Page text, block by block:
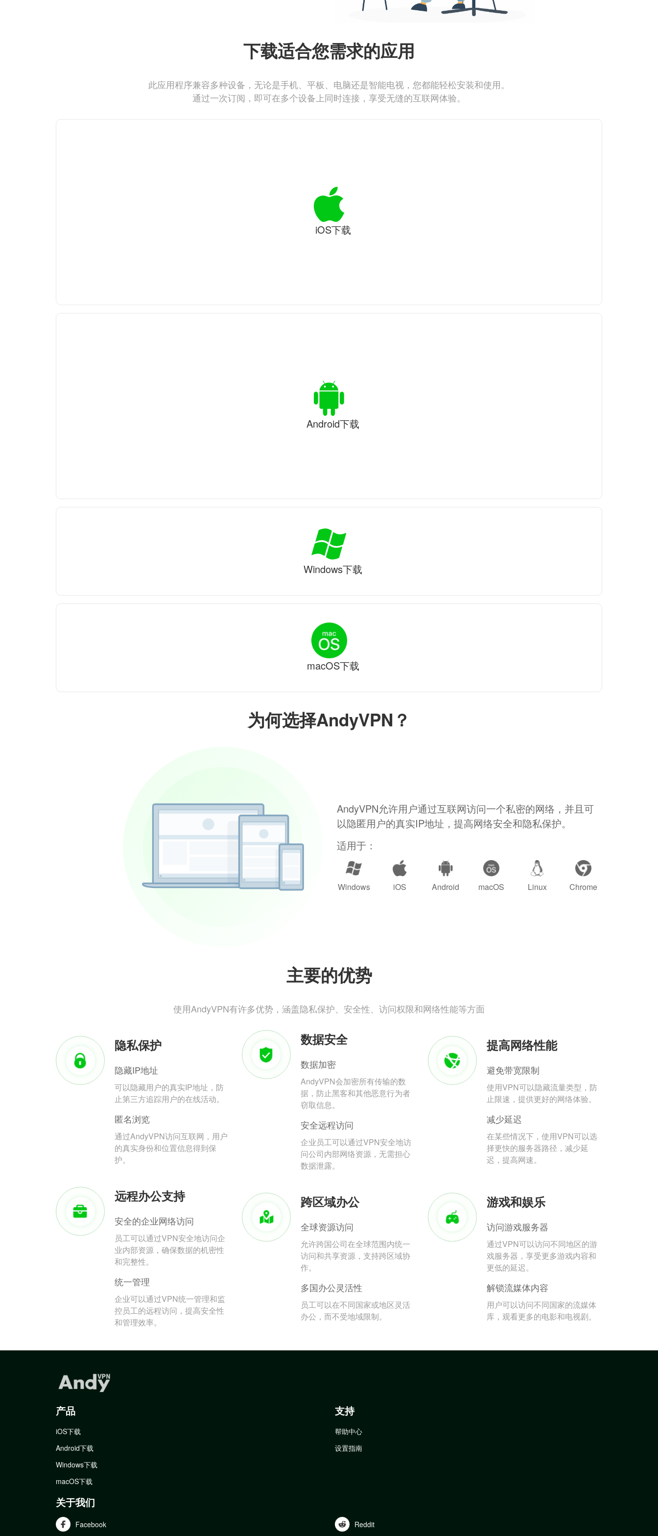
为何选择AndyVPN？
AndyVPN允许用户通过互联网访问一个私密的网络，并且可
以隐匿用户的真实IP地址，提高网络安全和隐私保护。
适用于：
Windows iOS Android macOS Linux Chrome
主要的优势
使用AndyVPN有许多优势，涵盖隐私保护、安全性、访问权限和网络性能等方面
隐私保护
隐藏IP地址
可以隐藏用户的真实IP地址，防
止第三方追踪用户的在线活动。
匿名浏览
通过AndyVPN访问互联网，用户
的真实身份和位置信息得到保
护。
数据安全
数据加密
AndyVPN会加密所有传输的数
据，防止黑客和其他恶意行为者
窃取信息。
安全远程访问
企业员工可以通过VPN安全地访
问公司内部网络资源，无需担心
数据泄露。
提高网络性能
避免带宽限制
使用VPN可以隐藏流量类型，防
止限速，提供更好的网络体验。
减少延迟
在某些情况下，使用VPN可以选
择更快的服务器路径，减少延
迟，提高网速。
远程办公支持
安全的企业网络访问
员工可以通过VPN安全地访问企
业内部资源，确保数据的机密性
和完整性。
统一管理
企业可以通过VPN统一管理和监
控员工的远程访问，提高安全性
和管理效率。
跨区域办公
全球资源访问
允许跨国公司在全球范围内统一
访问和共享资源，支持跨区域协
作。
多国办公灵活性
员工可以在不同国家或地区灵活
办公，而不受地域限制。
游戏和娱乐
访问游戏服务器
通过VPN可以访问不同地区的游
戏服务器，享受更多游戏内容和
更低的延迟。
解锁流媒体内容
用户可以访问不同国家的流媒体
库，观看更多的电影和电视剧。
下载适合您需求的应用
此应用程序兼容多种设备，无论是手机、平板、电脑还是智能电视，您都能轻松安装和使用。
通过一次订阅，即可在多个设备上同时连接，享受无缝的互联网体验。
iOS下载
Android下载
Windows下载
macOS下载
产品
iOS下载
Android下载
Windows下载
macOS下载
支持
帮助中心
设置指南
关于我们
Facebook Reddit